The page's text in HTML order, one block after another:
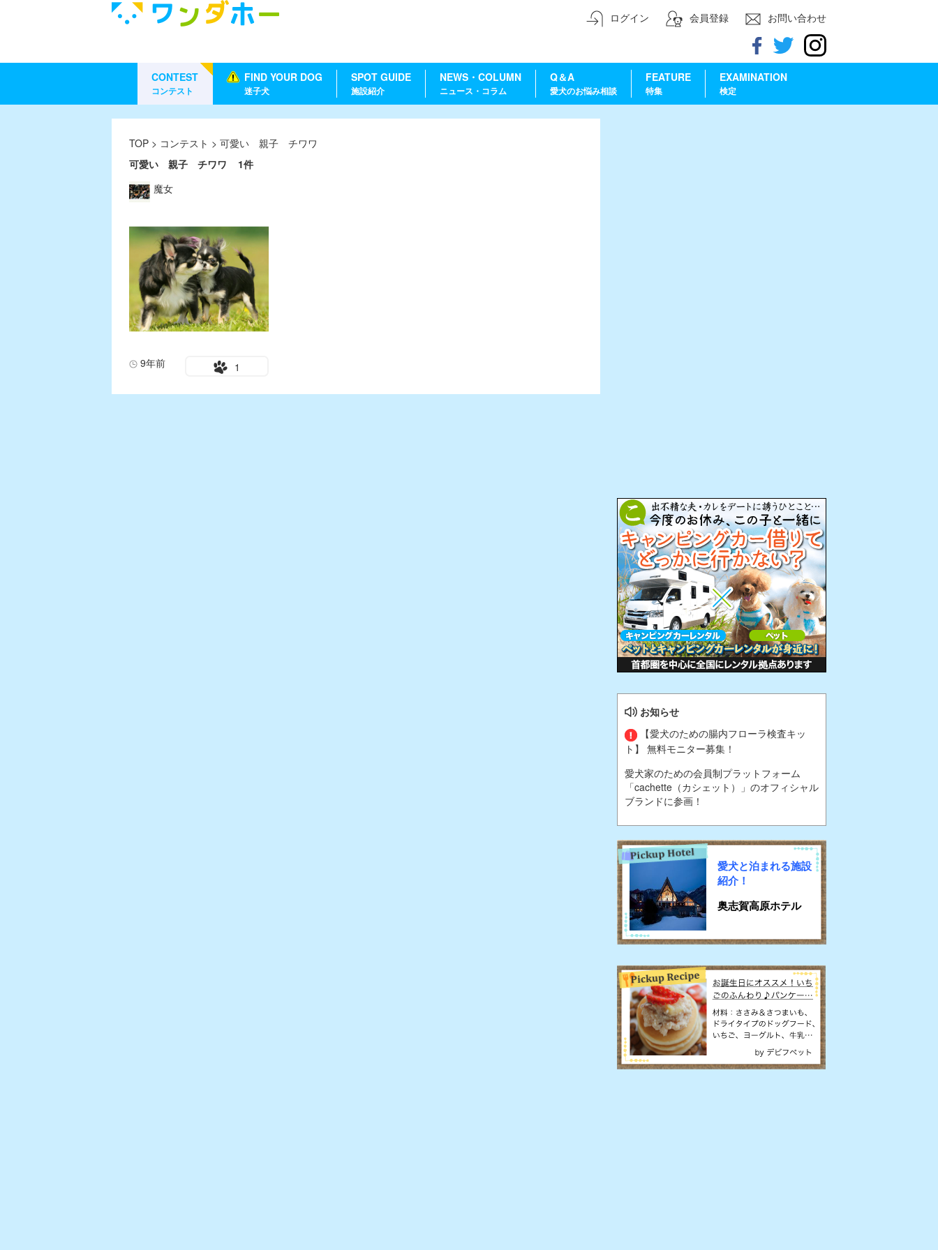
ログイン 会員登録 お問い合わせ
CONTEST
コンテスト
FIND YOUR DOG
迷子犬
SPOT GUIDE
施設紹介
NEWS・COLUMN
ニュース・コラム
Q＆A
愛犬のお悩み相談
FEATURE
特集
EXAMINATION
検定
TOP > コンテスト > 可愛い 親子 チワワ
可愛い 親子 チワワ 1件
魔女
9年前 1
お知らせ
【愛犬のための腸内フローラ検査キッ
ト】 無料モニター募集！
愛犬家のための会員制プラットフォーム
「cachette（カシェット）」のオフィシャル
ブランドに参画！
愛犬と泊まれる施設
紹介！
奥志賀高原ホテル